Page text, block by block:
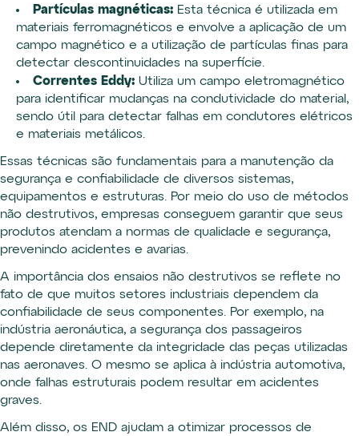
Partículas magnéticas: Esta técnica é utilizada em
materiais ferromagnéticos e envolve a aplicação de um
campo magnético e a utilização de partículas finas para
detectar descontinuidades na superfície.
Correntes Eddy: Utiliza um campo eletromagnético
para identificar mudanças na condutividade do material,
sendo útil para detectar falhas em condutores elétricos
e materiais metálicos.
Essas técnicas são fundamentais para a manutenção da
segurança e confiabilidade de diversos sistemas,
equipamentos e estruturas. Por meio do uso de métodos
não destrutivos, empresas conseguem garantir que seus
produtos atendam a normas de qualidade e segurança,
prevenindo acidentes e avarias.
A importância dos ensaios não destrutivos se reflete no
fato de que muitos setores industriais dependem da
confiabilidade de seus componentes. Por exemplo, na
indústria aeronáutica, a segurança dos passageiros
depende diretamente da integridade das peças utilizadas
nas aeronaves. O mesmo se aplica à indústria automotiva,
onde falhas estruturais podem resultar em acidentes
graves.
Além disso, os END ajudam a otimizar processos de